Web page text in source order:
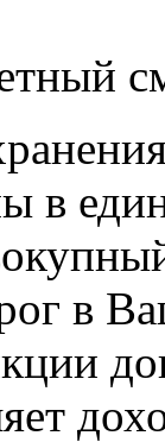
в
в